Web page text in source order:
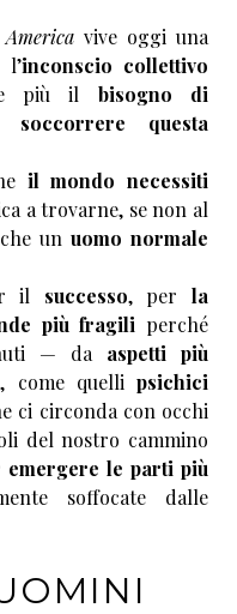
vive oggi una
inconscio collettivo
più il bisogno di
questa
il mondo necessiti
a trovarne, se non al
un uomo normale
il successo, per la
più fragili perché
— da aspetti più
, come quellipsichici
ci circonda con occhi
del nostro cammino
emergere le parti più
soffocate dalle